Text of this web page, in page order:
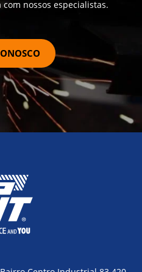
nossos especialistas.